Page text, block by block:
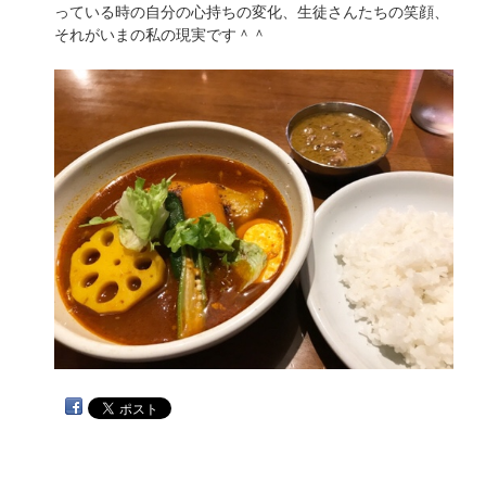
っている時の自分の心持ちの変化、生徒さんたちの笑顔、
それがいまの私の現実です＾＾